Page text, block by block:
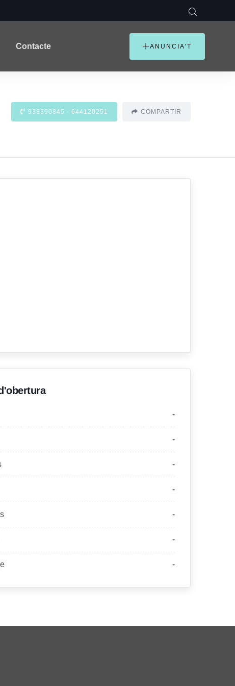
Contacte ANUNCIA'T
938390845 - 644120251 COMPARTIR
-
-
-
-
-
-
-